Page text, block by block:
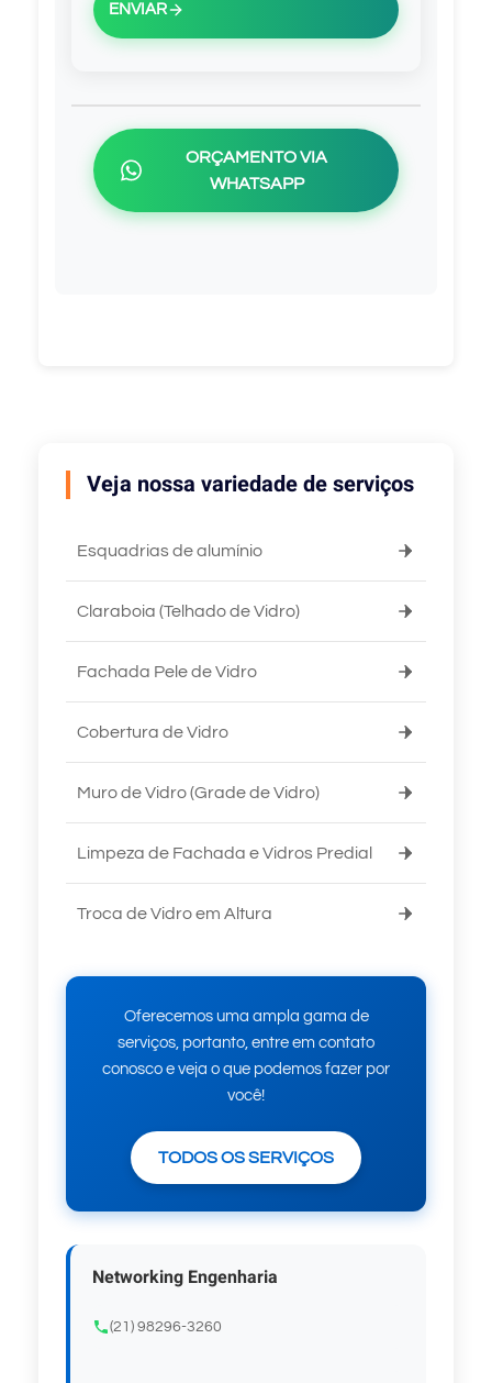
ENVIAR
ORÇAMENTO VIA
WHATSAPP
Veja nossa variedade de serviços
Esquadrias de alumínio
Claraboia (Telhado de Vidro)
Fachada Pele de Vidro
Cobertura de Vidro
Muro de Vidro (Grade de Vidro)
Limpeza de Fachada e Vidros Predial
Troca de Vidro em Altura
Oferecemos uma ampla gama de
serviços, portanto, entre em contato
conosco e veja o que podemos fazer por
você!
TODOS OS SERVIÇOS
Networking Engenharia
(21) 98296-3260